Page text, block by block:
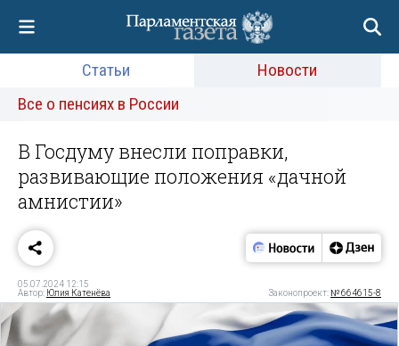
Статьи
Новости
Все о пенсиях в России
В Госдуму внесли поправки,
развивающие положения «дачной
амнистии»
05.07.2024 12:15
Автор: Юлия Катенёва Законопроект: № 664615-8